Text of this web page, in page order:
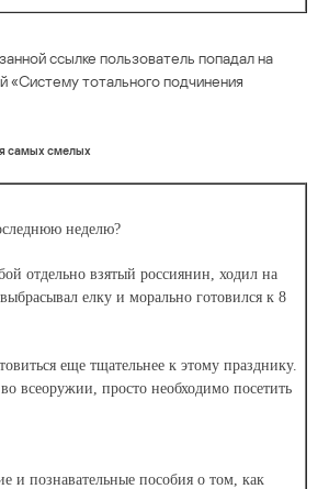
ссылке пользователь попадал на
«Систему тотального подчинения
самых смелых
неделю?
отдельно взятый россиянин, ходил на
елку и морально готовился к 8
еще тщательнее к этому празднику.
всеоружии, просто необходимо посетить
и познавательные пособия о том, как